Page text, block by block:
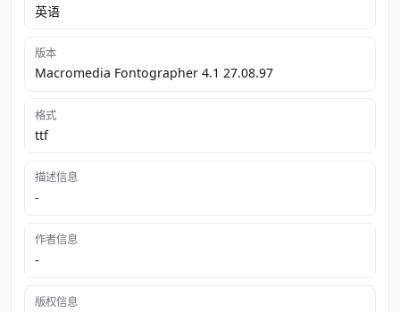
英语
版本
Macromedia Fontographer 4.1 27.08.97
格式
ttf
描述信息
-
作者信息
-
版权信息